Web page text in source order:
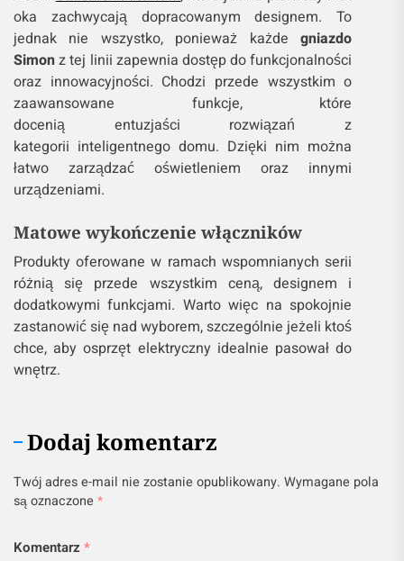
oka zachwycają dopracowanym designem. To
jednak nie wszystko, ponieważ każdegniazdo
Simonz tej linii zapewnia dostęp do funkcjonalności
oraz innowacyjności. Chodzi przede wszystkim o
zaawansowane funkcje, które
docenią entuzjaści rozwiązań z
kategorii inteligentnego domu. Dzięki nim można
łatwo zarządzać oświetleniem oraz innymi
urządzeniami.
Matowe wykończenie włączników
Produkty oferowane w ramach wspomnianych serii
różnią się przede wszystkim ceną, designem i
dodatkowymi funkcjami. Warto więc na spokojnie
zastanowić się nad wyborem, szczególnie jeżeli ktoś
chce, aby osprzęt elektryczny idealnie pasował do
wnętrz.
Dodaj komentarz
Twój adres e-mail nie zostanie opublikowany. Wymagane pola
są oznaczone *
Komentarz *